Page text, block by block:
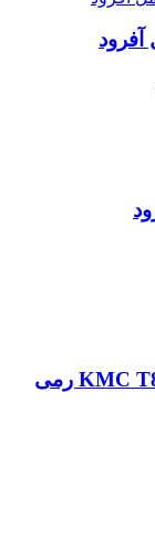
سپر جلو (آلومینیومی، آهنی) جک KMC T8 رمی